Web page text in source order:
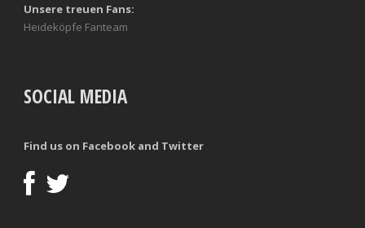
Unsere treuen Fans:
Heideköpfe Fanteam
SOCIAL MEDIA
Find us on Facebook and Twitter